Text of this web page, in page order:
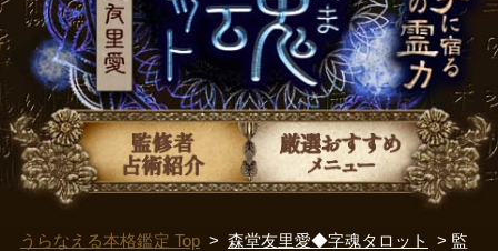
うらなえる本格鑑定 Top> 森堂友里愛◆字魂タロット
> 監